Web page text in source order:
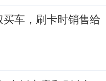
车，刷卡时销售给